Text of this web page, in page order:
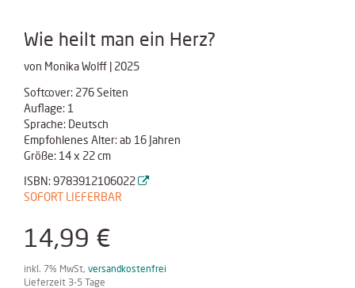
Wie heilt man ein Herz?
von Monika Wolff | 2025
Softcover: 276 Seiten
Auflage: 1
Sprache: Deutsch
Empfohlenes Alter: ab 16 Jahren
Größe: 14 x 22 cm
ISBN: 9783912106022
SOFORT LIEFERBAR
14,99 €
inkl. 7% MwSt, versandkostenfrei
Lieferzeit 3-5 Tage